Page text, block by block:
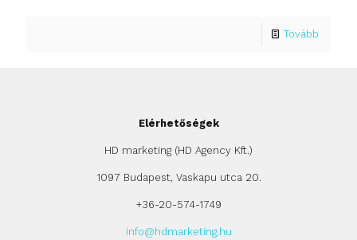
Tovább
Elérhetőségek
HD marketing (HD Agency Kft.)
1097 Budapest, Vaskapu utca 20.
+36-20-574-1749
info@hdmarketing.hu